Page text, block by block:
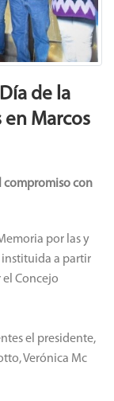
de la
Marcos
compromiso con
por las y
instituida a partir
el Concejo
el presidente,
Verónica Mc